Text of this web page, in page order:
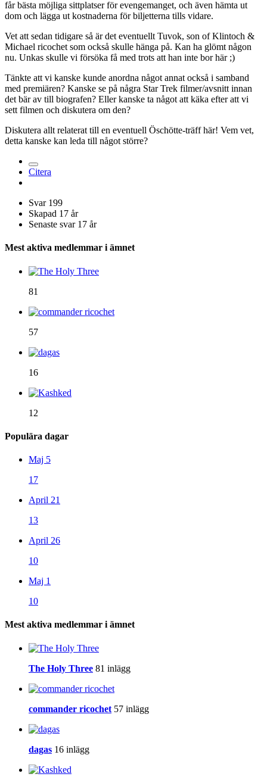
får bästa möjliga sittplatser för evengemanget, och även hämta ut
dom och lägga ut kostnaderna för biljetterna tills vidare.
Vet att sedan tidigare så är det eventuellt Tuvok, son of Klintoch &
Michael ricochet som också skulle hänga på. Kan ha glömt någon
nu. Unkas skulle vi försöka få med trots att han inte bor här ;)
Tänkte att vi kanske kunde anordna något annat också i samband
med premiären? Kanske se på några Star Trek filmer/avsnitt innan
det bär av till biografen? Eller kanske ta något att käka efter att vi
sett filmen och diskutera om den?
Diskutera allt relaterat till en eventuell Öschötte-träff här! Vem vet,
detta kanske kan leda till något större?
Citera
Svar 199
Skapad 17 år
Senaste svar 17 år
Mest aktiva medlemmar i ämnet
81
57
16
12
Populära dagar
Maj 5
17
April 21
13
April 26
10
Maj 1
10
Mest aktiva medlemmar i ämnet
The Holy Three 81 inlägg
commander ricochet 57 inlägg
dagas 16 inlägg